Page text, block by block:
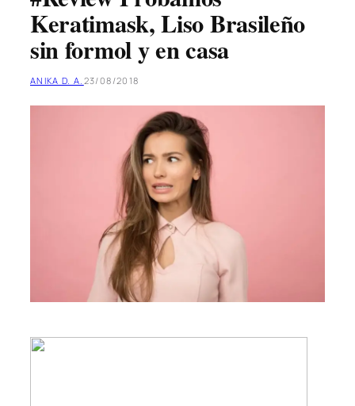
Keratimask, Liso Brasileño
sin formol y en casa
ANIKA D. A. 23/08/2018